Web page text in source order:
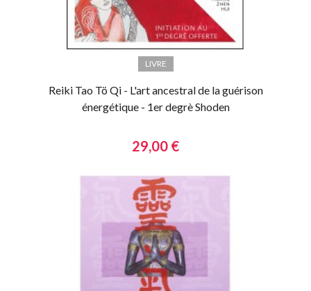
LIVRE
Reiki Tao Tö Qi - L'art ancestral de la guérison
énergétique - 1er degrè Shoden
29,00 €